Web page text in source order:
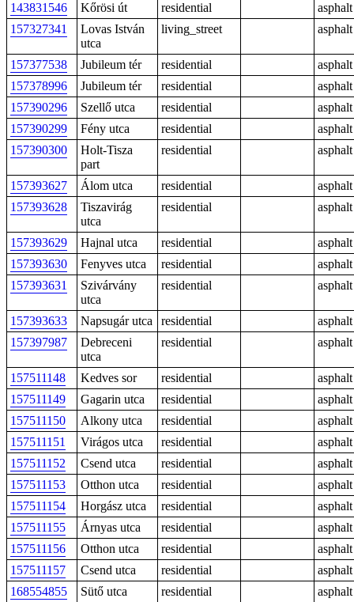
143831546
Kőrösi út residential
asphalt
157327341
Lovas István
utca
living_street asphalt
157377538 Jubileum tér residential
asphalt
157378996
Jubileum tér residential
asphalt
157390296
Szellő utca residential
asphalt
157390299
Fény utca residential
asphalt
157390300
Holt-Tisza
part
residential asphalt
157393627 Álom utca residential
asphalt
157393628
Tiszavirág
utca
residential asphalt
157393629 Hajnal utca residential
asphalt
157393630
Fenyves utca residential
asphalt
157393631
Szivárvány
utca
residential asphalt
157393633 Napsugár utca residential
asphalt
157397987
Debreceni
utca
residential asphalt
157511148 Kedves sor residential
asphalt
157511149
Gagarin utca residential
asphalt
157511150
Alkony utca residential
asphalt
157511151
Virágos utca residential
asphalt
157511152
Csend utca residential
asphalt
157511153
Otthon utca residential
asphalt
157511154
Horgász utca residential
asphalt
157511155
Árnyas utca residential
asphalt
157511156
Otthon utca residential
asphalt
157511157
Csend utca residential
asphalt
168554855
Sütő utca residential asphalt